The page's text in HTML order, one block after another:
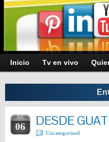
Inicio Tv en vivo
JUL
06 DESDE
Uncategorized